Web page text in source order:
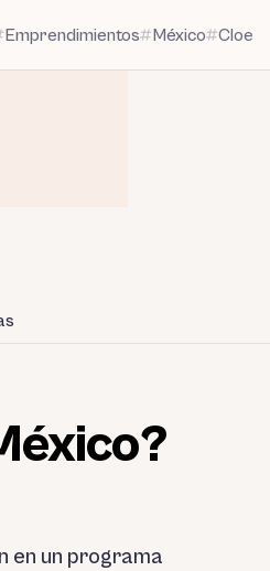
Emprendimientos México Cloe
en un programa